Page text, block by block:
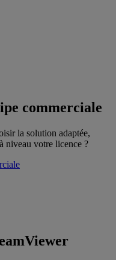
commerciale
la solution adaptée,
niveau votre licence ?